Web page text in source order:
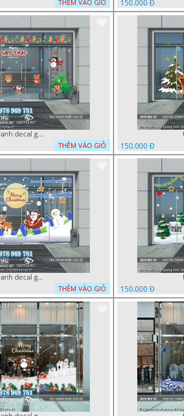
THÊM VÀO GIỎ
150.000 Đ
file tranh decal giang sinh noel 22022024 phu t2
THÊM VÀO GIỎ
150.000 Đ
file tranh decal giang sinh noel giang sinh 22022024 hieu t2
THÊM VÀO GIỎ
150.000 Đ